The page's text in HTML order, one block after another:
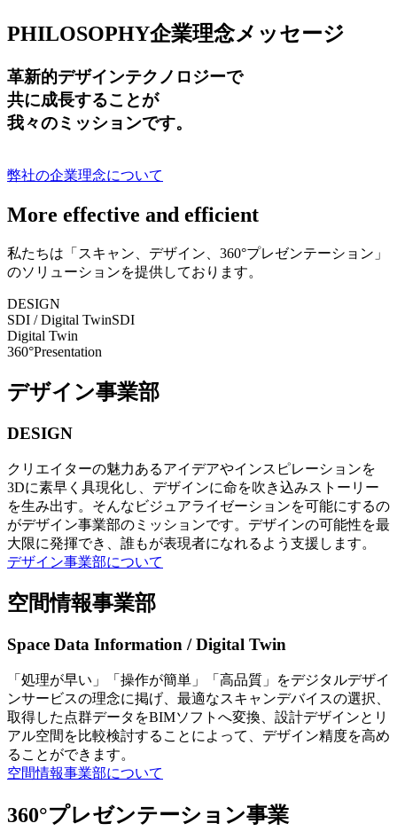
PHILOSOPHY企業理念メッセージ
革新的デザインテクノロジーで
共に成長することが
我々のミッションです。
弊社の企業理念について
More effective and efficient
私たちは「スキャン、デザイン、360°プレゼンテーション」
のソリューションを提供しております。
DESIGN
SDI / Digital TwinSDI
Digital Twin
360°Presentation
デザイン事業部
DESIGN
クリエイターの魅力あるアイデアやインスピレーションを
3Dに素早く具現化し、デザインに命を吹き込みストーリー
を生み出す。そんなビジュアライゼーションを可能にするの
がデザイン事業部のミッションです。デザインの可能性を最
大限に発揮でき、誰もが表現者になれるよう支援します。
デザイン事業部について
空間情報事業部
Space Data Information / Digital Twin
「処理が早い」「操作が簡単」「高品質」をデジタルデザイ
ンサービスの理念に掲げ、最適なスキャンデバイスの選択、
取得した点群データをBIMソフトへ変換、設計デザインとリ
アル空間を比較検討することによって、デザイン精度を高め
ることができます。
空間情報事業部について
360°プレゼンテーション事業